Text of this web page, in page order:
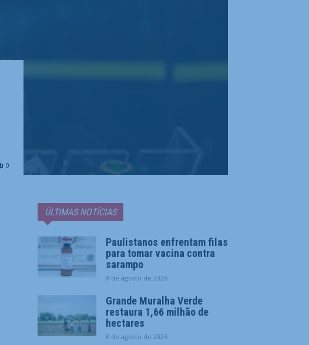
0
ÚLTIMAS NOTÍCIAS
Paulistanos enfrentam filas
para tomar vacina contra
sarampo
8 de agosto de 2026
Grande Muralha Verde
restaura 1,66 milhão de
hectares
8 de agosto de 2026